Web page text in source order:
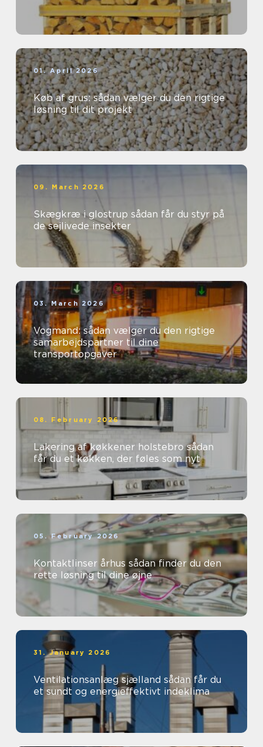
01. April 2026
Køb af grus: sådan vælger du den rigtige
løsning til dit projekt
09. March 2026
Skægkræ i glostrup sådan får du styr på
de sejlivede insekter
03. March 2026
Vogmand: sådan vælger du den rigtige
samarbejdspartner til dine
transportopgaver
08. February 2026
Lakering af køkkener holstebro sådan
får du et køkken, der føles som nyt
05. February 2026
Kontaktlinser århus sådan finder du den
rette løsning til dine øjne
31. January 2026
Ventilationsanlæg sjælland sådan får du
et sundt og energieffektivt indeklima